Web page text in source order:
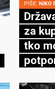
PIŠE: NIKO
za
tko